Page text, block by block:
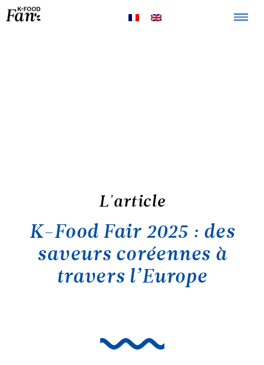
L'article
K-Food Fair 2025 : des
saveurs coréennes à
travers l’Europe